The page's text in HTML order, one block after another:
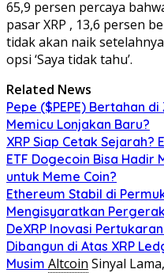
65,9 persen percaya
pasar XRP , 13,6 persen
tidak akan naik
opsi ‘Saya tidak tahu’.
Related News
Pepe ($PEPE) Bertahan
Memicu Lonjakan Baru?
XRP Siap Cetak Sejarah?
ETF Dogecoin Bisa Hadir
untuk Meme Coin?
Ethereum Stabil di
Mengisyaratkan
DeXRP Inovasi
Dibangun di Atas XRP
Musim Altcoin Sinyal